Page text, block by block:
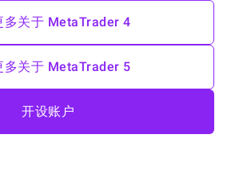
多关于 MetaTrader 4
多关于 MetaTrader 5
开设账户